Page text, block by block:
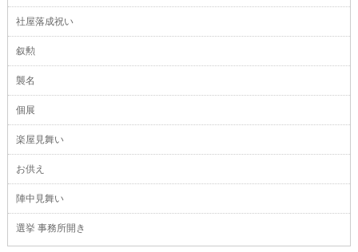
社屋落成祝い
叙勲
襲名
個展
楽屋見舞い
お供え
陣中見舞い
選挙 事務所開き